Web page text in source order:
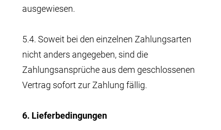
ausgewiesen.
5.4. Soweit bei den einzelnen Zahlungsarten
nicht anders angegeben, sind die
Zahlungsansprüche aus dem geschlossenen
Vertrag sofort zur Zahlung fällig.
6. Lieferbedingungen